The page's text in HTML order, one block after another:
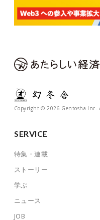
Copyright © 2026 Gentosha Inc.
SERVICE
特集・連載
ストーリー
学ぶ
ニュース
JOB